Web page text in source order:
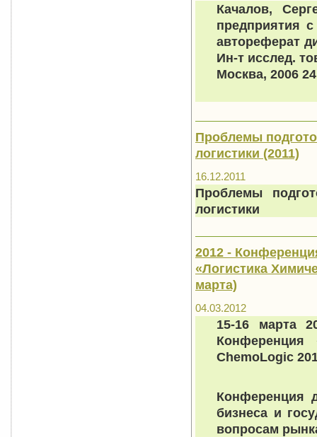
Качалов,
предприятия
автореферат
Ин-т исслед.
Москва, 2006
Проблемы
логистики (2011)
16.12.2011
Проблемы
логистики
2012 -
«Логистика
марта)
04.03.2012
15-16 марта
Конференция
ChemoLogic
Конференция
бизнеса и
вопросам